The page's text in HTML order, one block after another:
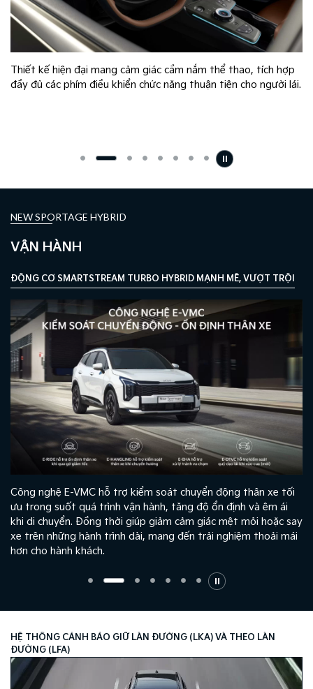
Thiết kế hiện đại mang cảm giác cầm nắm thể thao, tích hợp
đầy đủ các phím điều khiển chức năng thuận tiện cho người lái.
NEW SPORTAGE HYBRID
VẬN HÀNH
ĐỘNG CƠ SMARTSTREAM TURBO HYBRID MẠNH MẼ, VƯỢT TRỘI
Công nghệ E-VMC hỗ trợ kiểm soát chuyển động thân xe tối
ưu trong suốt quá trình vận hành, tăng độ ổn định và êm ái
khi di chuyển. Đồng thời giúp giảm cảm giác mệt mỏi hoặc say
xe trên những hành trình dài, mang đến trải nghiệm thoải mái
hơn cho hành khách.
HỆ THỐNG CẢNH BÁO GIỮ LÀN ĐƯỜNG (LKA) VÀ THEO LÀN
ĐƯỜNG (LFA)